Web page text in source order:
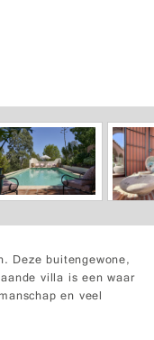
Deze buitengewone,
villa is een waar
en veel